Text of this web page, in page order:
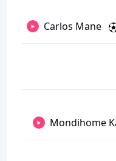
Carlos Mane
Mondihome